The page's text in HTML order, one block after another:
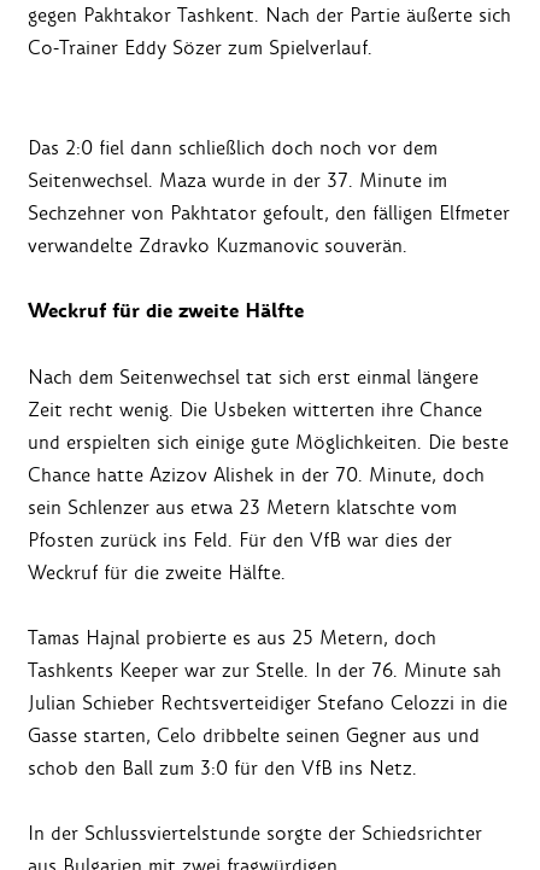
gegen Pakhtakor Tashkent. Nach der Partie äußerte sich
Co-Trainer Eddy Sözer zum Spielverlauf.
Das 2:0 fiel dann schließlich doch noch vor dem
Seitenwechsel. Maza wurde in der 37. Minute im
Sechzehner von Pakhtator gefoult, den fälligen Elfmeter
verwandelte Zdravko Kuzmanovic souverän.
Weckruf für die zweite Hälfte
Nach dem Seitenwechsel tat sich erst einmal längere
Zeit recht wenig. Die Usbeken witterten ihre Chance
und erspielten sich einige gute Möglichkeiten. Die beste
Chance hatte Azizov Alishek in der 70. Minute, doch
sein Schlenzer aus etwa 23 Metern klatschte vom
Pfosten zurück ins Feld. Für den VfB war dies der
Weckruf für die zweite Hälfte.
Tamas Hajnal probierte es aus 25 Metern, doch
Tashkents Keeper war zur Stelle. In der 76. Minute sah
Julian Schieber Rechtsverteidiger Stefano Celozzi in die
Gasse starten, Celo dribbelte seinen Gegner aus und
schob den Ball zum 3:0 für den VfB ins Netz.
In der Schlussviertelstunde sorgte der Schiedsrichter